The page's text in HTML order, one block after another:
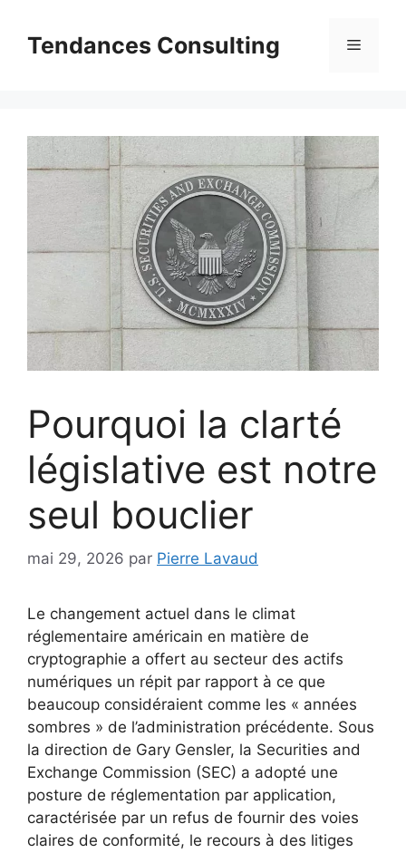
contenuTendances Consulting Menu
Pourquoi la clarté
législative est notre
seul bouclier
mai 29, 2026 par Pierre Lavaud
Le changement actuel dans le climat
réglementaire américain en matière de
cryptographie a offert au secteur des actifs
numériques un répit par rapport à ce que
beaucoup considéraient comme les « années
sombres » de l’administration précédente. Sous
la direction de Gary Gensler, la Securities and
Exchange Commission (SEC) a adopté une
posture de réglementation par application,
caractérisée par un refus de fournir des voies
claires de conformité, le recours à des litiges